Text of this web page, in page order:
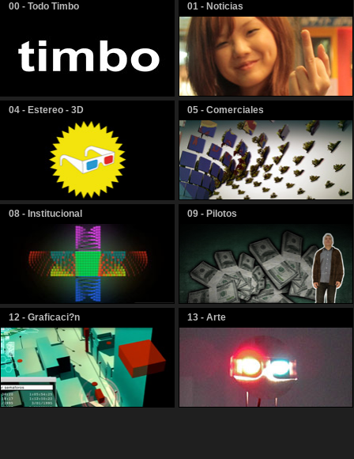
00 - Todo Timbo 01 - Noticias
04 - Estereo - 3D 05 - Comerciales
08 - Institucional 09 - Pilotos
12 - Graficaci?n 13 - Arte